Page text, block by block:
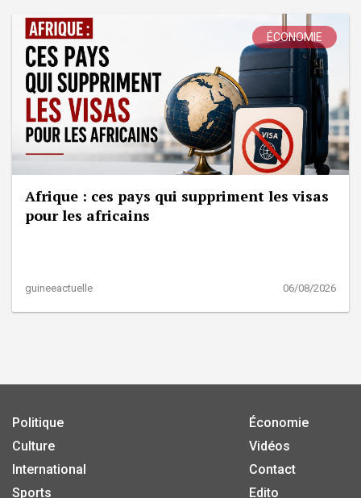
ÉCONOMIE
Afrique : ces pays qui suppriment les visas
pour les africains
guineeactuelle 06/08/2026
Politique
Culture
International
Sports
Économie
Vidéos
Contact
Edito